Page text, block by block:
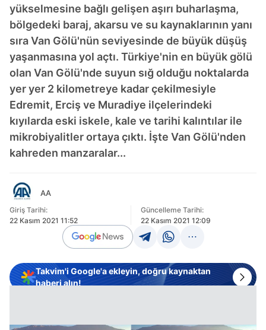
yükselmesine bağlı gelişen aşırı buharlaşma,
bölgedeki baraj, akarsu ve su kaynaklarının yanı
sıra Van Gölü'nün seviyesinde de büyük düşüş
yaşanmasına yol açtı. Türkiye'nin en büyük gölü
olan Van Gölü'nde suyun sığ olduğu noktalarda
yer yer 2 kilometreye kadar çekilmesiyle
Edremit, Erciş ve Muradiye ilçelerindeki
kıyılarda eski iskele, kale ve tarihi kalıntılar ile
mikrobiyalitler ortaya çıktı. İşte Van Gölü'nden
kahreden manzaralar...
AA
Giriş Tarihi:
22 Kasım 2021 11:52
Güncelleme Tarihi:
22 Kasım 2021 12:09
Takvim'i Google'a ekleyin, doğru kaynaktan
haberi alın!